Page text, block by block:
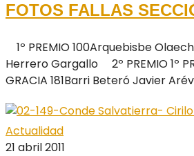
FOTOS FALLAS
1º PREMIO 100Arquebisbe
Herrero Gargallo 2º PREMIO 1º
GRACIA 181Barri Beteró Javier
Actualidad
21 abril 2011